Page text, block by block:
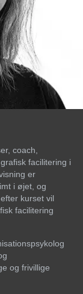
coach,
facilitering i
er
i øjet, og
kurset vil
facilitering
og frivillige